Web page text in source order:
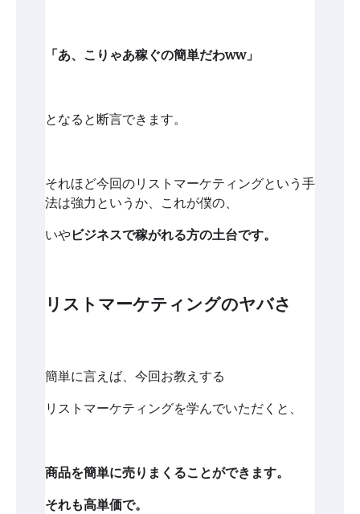
「あ、こりゃあ稼ぐの簡単だわww」
となると断言できます。
それほど今回のリストマーケティングという手
法は強力というか、これが僕の、
いやビジネスで稼がれる方の土台です。
リストマーケティングのヤバさ
簡単に言えば、今回お教えする
リストマーケティングを学んでいただくと、
商品を簡単に売りまくることができます。
それも高単価で。